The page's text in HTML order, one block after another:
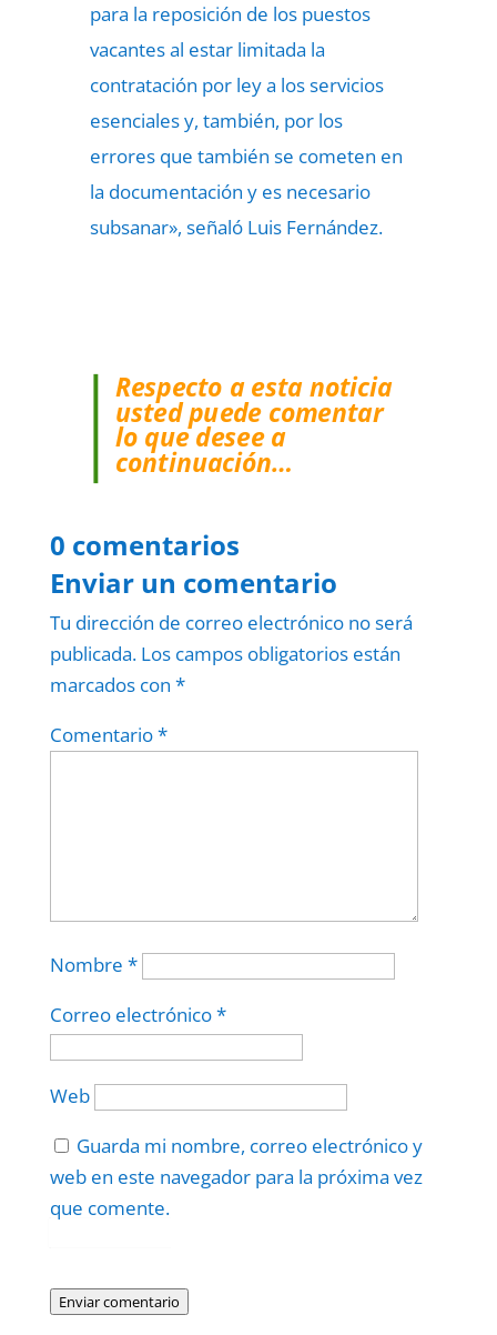
para la reposición de los puestos
vacantes al estar limitada la
contratación por ley a los servicios
esenciales y, también, por los
errores que también se cometen en
la documentación y es necesario
subsanar», señaló Luis Fernández.
Respecto a esta noticia
usted puede comentar
lo que desee a
continuación…
0 comentarios
Enviar un comentario
Tu dirección de correo electrónico no será
publicada. Los campos obligatorios están
marcados con *
Comentario*
Nombre *
Correo electrónico*
Web
Guarda mi nombre, correo electrónico y
web en este navegador para la próxima vez
que comente.
Enviar comentario